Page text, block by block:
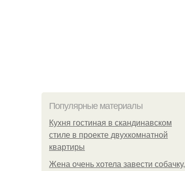
Популярные материалы
Кухня гостиная в скандинавском
стиле в проекте двухкомнатной
квартиры
Жена очень хотела завести собачку,